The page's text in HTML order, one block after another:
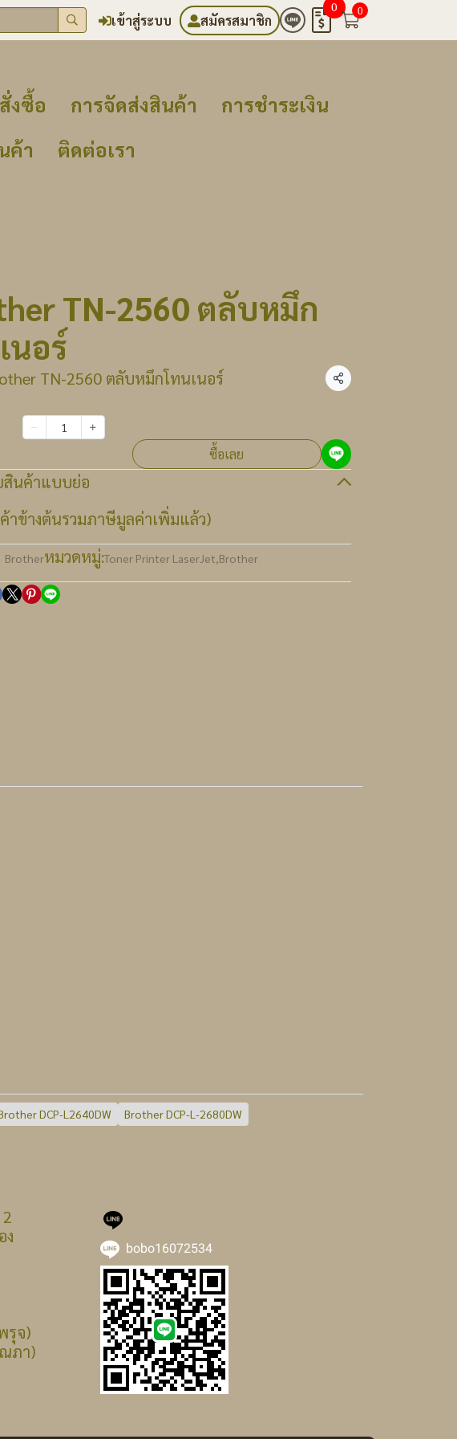
เข้าสู่ระบบ สมัครสมาชิก
0 0
งซื้อ การจัดส่งสินค้า
การชำระเงิน
ค้า
ติดต่อเรา
TN-2560 ตลับหมึก
นอร์
TN-2560 ตลับหมึกโทนเนอร์ แชร์
ซื้อเลย
สินค้าแบบย่อ
าข้างต้นรวมภาษีมูลค่าเพิ่มแล้ว)
Brotherหมวดหมู่:Toner Printer LaserJet,Brother
DCP-L2640DW
Brother DCP-L-2680DW
รุจ)
ภา)
bobo16072534